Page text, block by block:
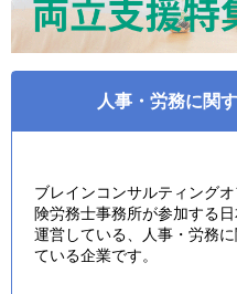
人事・労務に関
ブレインコンサルティング
険労務士事務所が参加する
運営している、人事・労務
ている企業です。